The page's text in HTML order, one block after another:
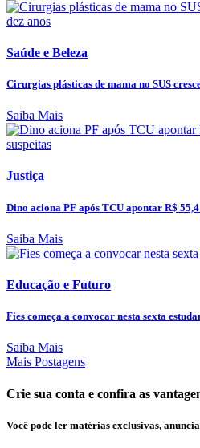
Saúde e Beleza
Cirurgias plásticas de mama no SUS
Saiba Mais
Justiça
Dino aciona PF após TCU apontar R$
Saiba Mais
Educação e Futuro
Fies começa a convocar nesta sexta
Saiba Mais
Mais Postagens
Crie sua conta e confira as
Você pode ler matérias exclusivas,